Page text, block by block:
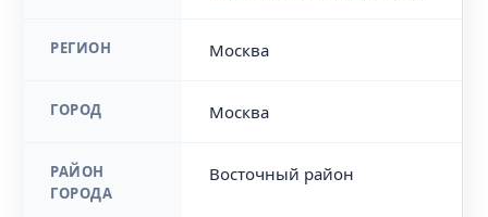
РЕГИОН Москва
ГОРОД Москва
РАЙОН
ГОРОДА
Восточный район